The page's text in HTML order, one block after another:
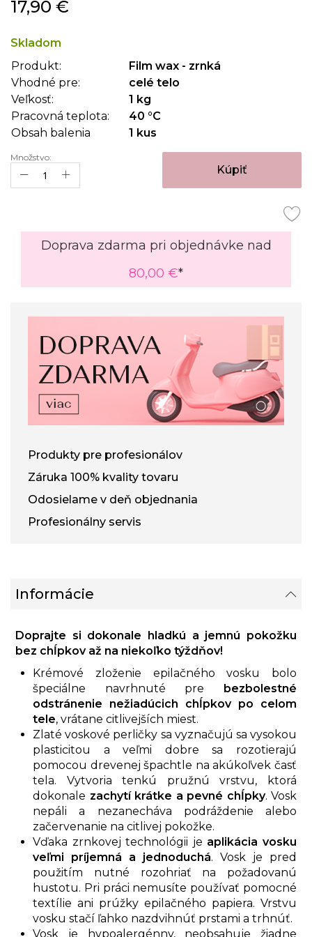
na
galérie
17,90 €
Skladom
Produkt:
Film wax - zrnká
Vhodné pre:
celé telo
Veľkosť:
1 kg
Pracovná teplota:
40 °C
Obsah balenia
1 kus
Množstvo:
Kúpiť
Doprava zdarma pri objednávke nad
80,00 €*
Produkty pre profesionálov
Záruka 100% kvality tovaru
Odosielame v deň objednania
Profesionálny servis
Informácie
Doprajte si dokonale hladkú a jemnú pokožku
bez chĺpkov až na niekoľko týždňov!
Krémové zloženie epilačného vosku bolo
špeciálne navrhnuté pre
bezbolestné
odstránenie nežiadúcich chĺpkov po celom
tele, vrátane citlivejších miest.
Zlaté voskové perličky sa vyznačujú sa vysokou
plasticitou a veľmi dobre sa rozotierajú
pomocou drevenej špachtle na akúkoľvek časť
tela. Vytvoria tenkú pružnú vrstvu, ktorá
dokonale zachytí krátke a pevné chĺpky. Vosk
nepáli a nezanecháva podráždenie alebo
začervenanie na citlivej pokožke.
Vďaka zrnkovej technológii je aplikácia vosku
veľmi príjemná a jednoduchá. Vosk je pred
použitím nutné rozohriať na požadovanú
hustotu. Pri práci nemusíte používať pomocné
textílie ani prúžky epilačného papiera. Vrstvu
vosku stačí ľahko nazdvihnúť prstami a trhnúť.
Vosk je hypoalergénny, neobsahuje žiadne